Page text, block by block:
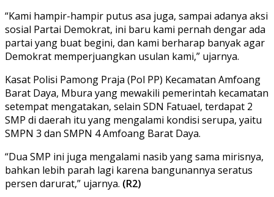
“Kami hampir-hampir putus asa juga, sampai adanya aksi
sosial Partai Demokrat, ini baru kami pernah dengar ada
partai yang buat begini, dan kami berharap banyak agar
Demokrat memperjuangkan usulan kami,” ujarnya.
Kasat Polisi Pamong Praja (Pol PP) Kecamatan Amfoang
Barat Daya, Mbura yang mewakili pemerintah kecamatan
setempat mengatakan, selain SDN Fatuael, terdapat 2
SMP di daerah itu yang mengalami kondisi serupa, yaitu
SMPN 3 dan SMPN 4 Amfoang Barat Daya.
“Dua SMP ini juga mengalami nasib yang sama mirisnya,
bahkan lebih parah lagi karena bangunannya seratus
persen darurat,” ujarnya. (R2)